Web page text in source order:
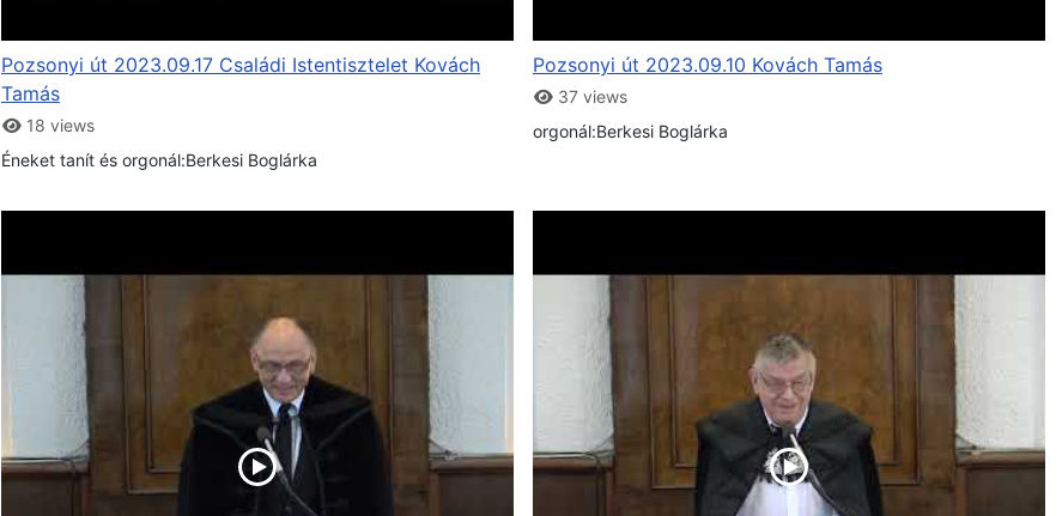
Pozsonyi út 2023.09.17 Családi Istentisztelet Kovách
Tamás
18 views
Éneket tanít és orgonál:Berkesi Boglárka
Pozsonyi út 2023.09.10 Kovách Tamás
37 views
orgonál:Berkesi Boglárka